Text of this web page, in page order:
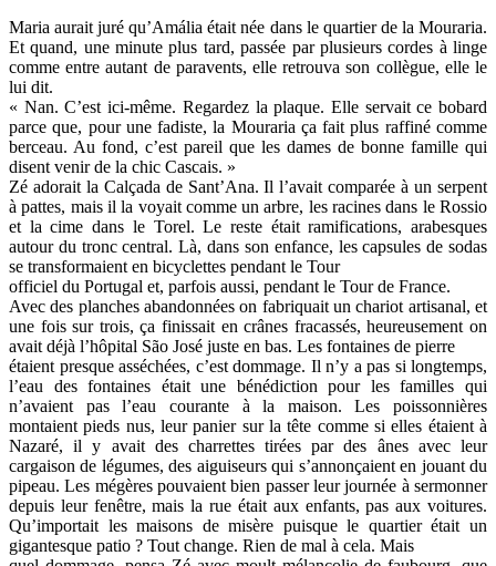
Maria aurait juré qu’Amália était née dans le quartier de la Mouraria.
Et quand, une minute plus tard, passée par plusieurs cordes à linge
comme entre autant de paravents, elle retrouva son collègue, elle le
lui dit.
« Nan. C’est ici-même. Regardez la plaque. Elle servait ce bobard
parce que, pour une fadiste, la Mouraria ça fait plus raffiné comme
berceau. Au fond, c’est pareil que les dames de bonne famille qui
disent venir de la chic Cascais. »
Zé adorait la Calçada de Sant’Ana. Il l’avait comparée à un serpent
à pattes, mais il la voyait comme un arbre, les racines dans le Rossio
et la cime dans le Torel. Le reste était ramifications, arabesques
autour du tronc central. Là, dans son enfance, les capsules de sodas
se transformaient en bicyclettes pendant le Tour
officiel du Portugal et, parfois aussi, pendant le Tour de France.
Avec des planches abandonnées on fabriquait un chariot artisanal, et
une fois sur trois, ça finissait en crânes fracassés, heureusement on
avait déjà l’hôpital São José juste en bas. Les fontaines de pierre
étaient presque asséchées, c’est dommage. Il n’y a pas si longtemps,
l’eau des fontaines était une bénédiction pour les familles qui
n’avaient pas l’eau courante à la maison. Les poissonnières
montaient pieds nus, leur panier sur la tête comme si elles étaient à
Nazaré, il y avait des charrettes tirées par des ânes avec leur
cargaison de légumes, des aiguiseurs qui s’annonçaient en jouant du
pipeau. Les mégères pouvaient bien passer leur journée à sermonner
depuis leur fenêtre, mais la rue était aux enfants, pas aux voitures.
Qu’importait les maisons de misère puisque le quartier était un
gigantesque patio ? Tout change. Rien de mal à cela. Mais